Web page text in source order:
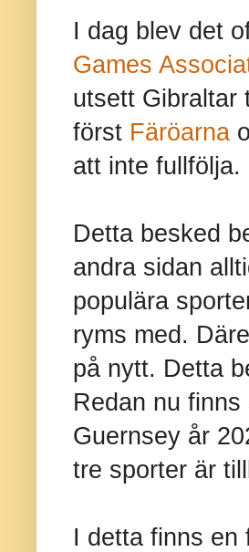
I dag blev det
Games
utsett Gibraltar
först Färöarna
att inte fullfölja.
Detta besked
andra sidan
populära
ryms med.
på nytt. Detta
Redan nu
Guernsey år
tre sporter är
I detta finns en